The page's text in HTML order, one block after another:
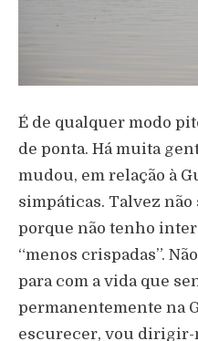
É de qualquer modo
de ponta. Há muita
mudou, em relação à
simpáticas. Talvez
porque não tenho
“menos crispadas”.
para com a vida que
permanentemente na
escurecer, vou dirigir-